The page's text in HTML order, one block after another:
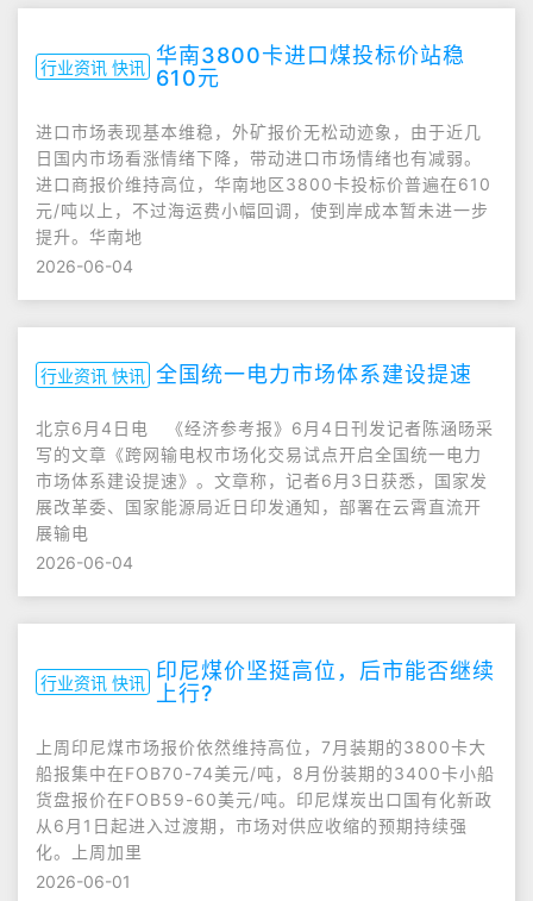
行业资讯 快讯 华南3800卡进口煤投标价站稳
610元
进口市场表现基本维稳，外矿报价无松动迹象，由于近几
日国内市场看涨情绪下降，带动进口市场情绪也有减弱。
进口商报价维持高位，华南地区3800卡投标价普遍在610
元/吨以上，不过海运费小幅回调，使到岸成本暂未进一步
提升。华南地
2026-06-04
行业资讯 快讯 全国统一电力市场体系建设提速
北京6月4日电 《经济参考报》6月4日刊发记者陈涵旸采
写的文章《跨网输电权市场化交易试点开启全国统一电力
市场体系建设提速》。文章称，记者6月3日获悉，国家发
展改革委、国家能源局近日印发通知，部署在云霄直流开
展输电
2026-06-04
行业资讯 快讯 印尼煤价坚挺高位，后市能否继续
上行?
上周印尼煤市场报价依然维持高位，7月装期的3800卡大
船报集中在FOB70-74美元/吨，8月份装期的3400卡小船
货盘报价在FOB59-60美元/吨。印尼煤炭出口国有化新政
从6月1日起进入过渡期，市场对供应收缩的预期持续强
化。上周加里
2026-06-01